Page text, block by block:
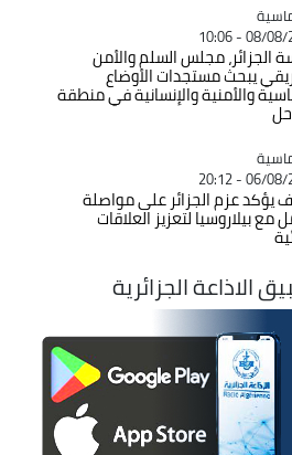
08/08/
الجزائر، مجلس السلم والأمن
يبحث مستجدات الأوضاع
والأمنية والإنسانية في منطقة
06/08/
يؤكد عزم الجزائر على مواصلة
مع بيلاروسيا لتعزيز العلاقات
الجزائرية